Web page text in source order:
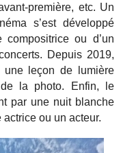
première, etc. Un
s’est développé
compositrice ou d’un
Depuis 2019,
une leçon de lumière
de la photo. Enfin, le
par une nuit blanche
ou un acteur.